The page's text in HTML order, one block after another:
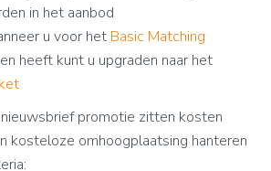
in het aanbod
u voor het Basic Matching
heeft kunt u upgraden naar het
promotie zitten kosten
kosteloze omhoogplaatsing hanteren